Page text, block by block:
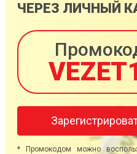
ЧЕРЕЗ ЛИЧНЫЙ
* Промокодом можно